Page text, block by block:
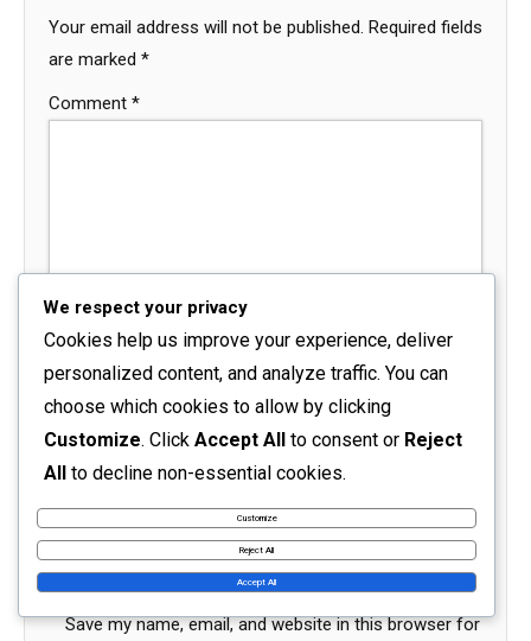
Your email address will not be published. Required fields
are marked *
Comment *
Name*
Website
Save my name, email, and website in this browser for
We respect your privacy
Cookies help us improve your experience, deliver
personalized content, and analyze traffic. You can
choose which cookies to allow by clicking
Customize. Click Accept All to consent or Reject
All to decline non-essential cookies.
Customize
Reject All
Accept All